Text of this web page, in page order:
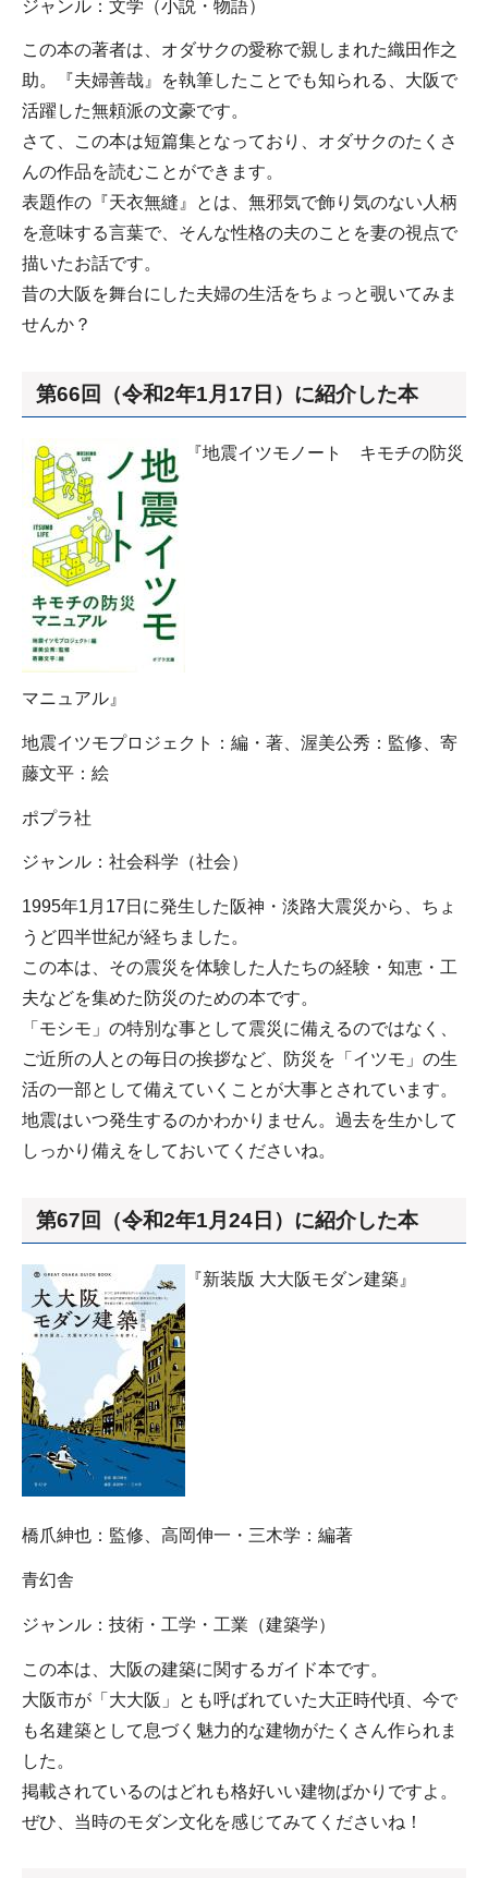
ジャンル：文学（小説・物語）
この本の著者は、オダサクの愛称で親しまれた織田作之
助。『夫婦善哉』を執筆したことでも知られる、大阪で
活躍した無頼派の文豪です。
さて、この本は短篇集となっており、オダサクのたくさ
んの作品を読むことができます。
表題作の『天衣無縫』とは、無邪気で飾り気のない人柄
を意味する言葉で、そんな性格の夫のことを妻の視点で
描いたお話です。
昔の大阪を舞台にした夫婦の生活をちょっと覗いてみま
せんか？
第66回（令和2年1月17日）に紹介した本
『地震イツモノート キモチの防災
マニュアル』
地震イツモプロジェクト：編・著、渥美公秀：監修、寄
藤文平：絵
ポプラ社
ジャンル：社会科学（社会）
1995年1月17日に発生した阪神・淡路大震災から、ちょ
うど四半世紀が経ちました。
この本は、その震災を体験した人たちの経験・知恵・工
夫などを集めた防災のための本です。
「モシモ」の特別な事として震災に備えるのではなく、
ご近所の人との毎日の挨拶など、防災を「イツモ」の生
活の一部として備えていくことが大事とされています。
地震はいつ発生するのかわかりません。過去を生かして
しっかり備えをしておいてくださいね。
第67回（令和2年1月24日）に紹介した本
『新装版 大大阪モダン建築』
橋爪紳也：監修、高岡伸一・三木学：編著
青幻舎
ジャンル：技術・工学・工業（建築学）
この本は、大阪の建築に関するガイド本です。
大阪市が「大大阪」とも呼ばれていた大正時代頃、今で
も名建築として息づく魅力的な建物がたくさん作られま
した。
掲載されているのはどれも格好いい建物ばかりですよ。
ぜひ、当時のモダン文化を感じてみてくださいね！